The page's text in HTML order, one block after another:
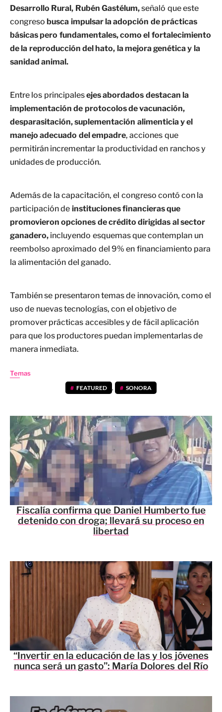
Desarrollo Rural, Rubén Gastélum,señaló que este
congresobusca impulsar la adopción de prácticas
básicas pero fundamentales, como el fortalecimiento
de la reproducción del hato, la mejora genética y la
sanidad animal.
Entre los principalesejes abordados destacan la
implementación de protocolos de vacunación,
desparasitación, suplementación alimenticia y el
manejo adecuado del empadre, acciones que
permitirán incrementar la productividad en ranchos y
unidades de producción.
Además de la capacitación, el congreso contó con la
participación de instituciones financieras que
promovieron opciones de crédito dirigidas al sector
ganadero, incluyendo esquemas que contemplan un
reembolso aproximado del 9% en financiamiento para
la alimentación del ganado.
También se presentaron temas de innovación, como el
uso de nuevas tecnologías, con el objetivo de
promover prácticas accesibles y de fácil aplicación
para que los productores puedan implementarlas de
manera inmediata.
Temas
FEATURED , SONORA
Fiscalía confirma que Daniel Humberto fue
detenido con droga; llevará su proceso en
libertad
“Invertir en la educación de las y los jóvenes
nunca será un gasto”: María Dolores del Río